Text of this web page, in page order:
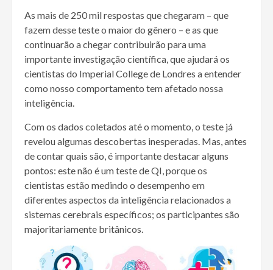
As mais de 250 mil respostas que chegaram – que
fazem desse teste o maior do gênero – e as que
continuarão a chegar contribuirão para uma
importante investigação científica, que ajudará os
cientistas do Imperial College de Londres a entender
como nosso comportamento tem afetado nossa
inteligência.
Com os dados coletados até o momento, o teste já
revelou algumas descobertas inesperadas. Mas, antes
de contar quais são, é importante destacar alguns
pontos: este não é um teste de QI, porque os
cientistas estão medindo o desempenho em
diferentes aspectos da inteligência relacionados a
sistemas cerebrais específicos; os participantes são
majoritariamente britânicos.